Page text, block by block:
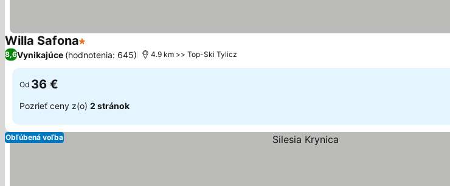
Willa Safona1 Počet hviezdičiek
Zobraziť ceny
8,6Vynikajúce (hodnotenia: 645) 4.9 km >> Top-Ski Tylicz
Od 36 €
Pozrieť ceny z(o) 2 stránok
Obľúbená voľba